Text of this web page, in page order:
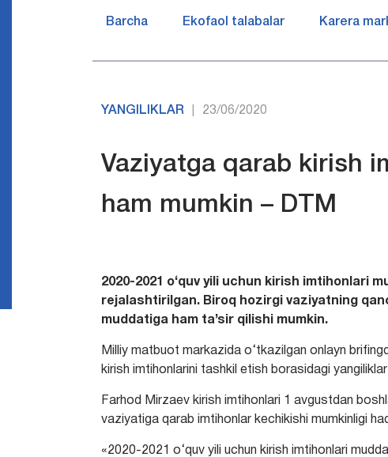
Barcha Ekofaol talabalar Karera
YANGILIKLAR 23/06/2020
Vaziyatga qarab kirish
ham mumkin – DTM
2020-2021 o‘quv yili uchun kirish imtihonlari
rejalashtirilgan. Biroq hozirgi vaziyatning
muddatiga ham ta’sir qilishi mumkin.
Milliy matbuot markazida o‘tkazilgan onlayn
kirish imtihonlarini tashkil etish borasidagi
Farhod Mirzaev kirish imtihonlari 1 avgustdan
vaziyatiga qarab imtihonlar kechikishi mumkinligi
«2020-2021 o‘quv yili uchun kirish imtihonlari